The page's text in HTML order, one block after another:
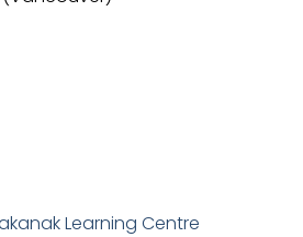
Learning Centre